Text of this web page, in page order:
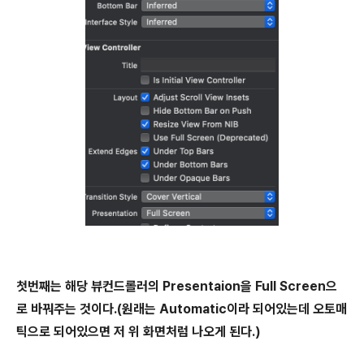
첫번째는 해당 뷰컨드롤러의 Presentaion을 Full Screen으
로 바꿔주는 것이다.(원래는 Automatic이라 되어있는데 오토매
틱으로 되어있으면 저 위 화면처럼 나오게 된다.)